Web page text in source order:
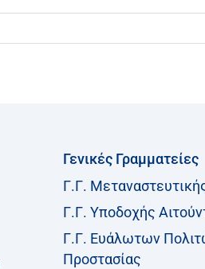
Γενικές Γραμματείες
Γ.Γ.
Γ.Γ. Υποδοχής
Γ.Γ. Ευάλωτων
Προστασίας